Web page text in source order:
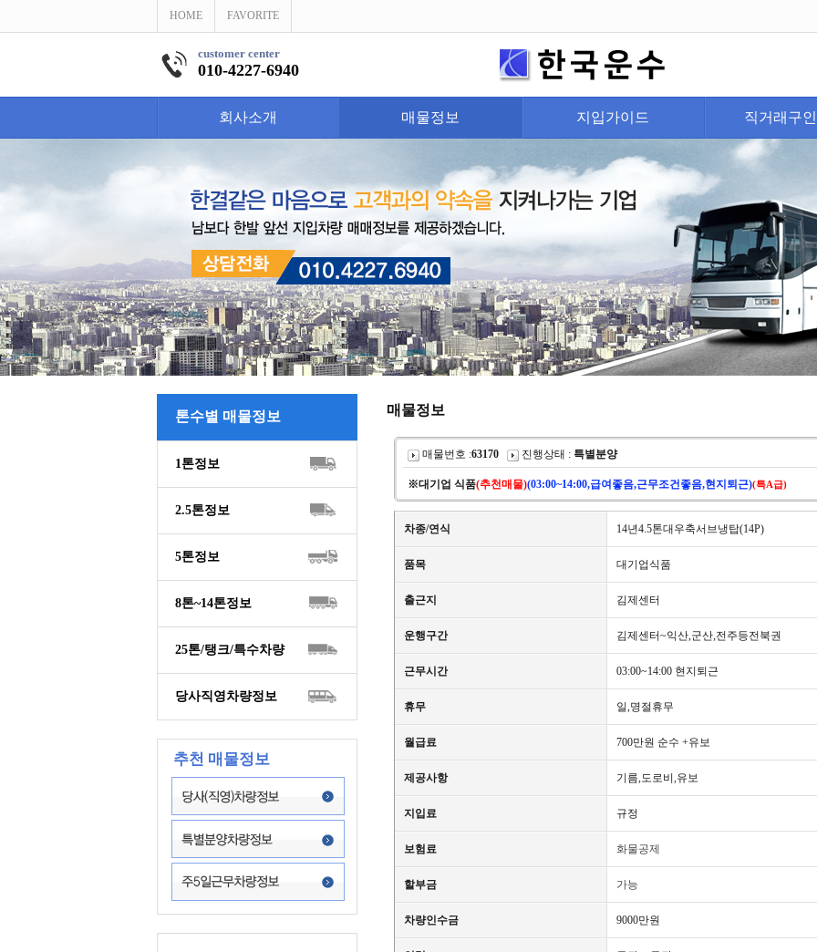
HOME FAVORITE
customer center
010-4227-6940
회사소개 매물정보 지입가이드 직거래구
톤수별 매물정보
1톤정보
2.5톤정보
5톤정보
8톤~14톤정보
25톤/탱크/특수차량
당사직영차량정보
추천 매물정보
매물정보
매물번호 :63170 진행상태 : 특별분양
※대기업 식품(추천매물)(03:00~14:00,급여좋음,근무조건좋음,현지퇴근)(특A급)
차종/연식 14년4.5톤대우축서브냉탑(14P)
품목 대기업식품
출근지 김제센터
운행구간 김제센터~익산,군산,전주등전북권
근무시간 03:00~14:00 현지퇴근
휴무 일,명절휴무
월급료 700만원 순수 +유보
제공사항 기름,도로비,유보
지입료 규정
보험료 화물공제
할부금 가능
차량인수금 9000만원